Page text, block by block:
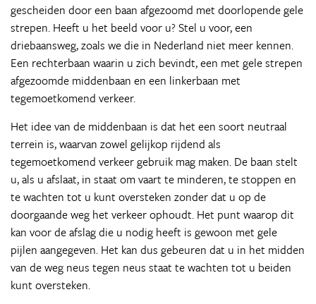
gescheiden door een baan afgezoomd met doorlopende gele
strepen. Heeft u het beeld voor u? Stel u voor, een
driebaansweg, zoals we die in Nederland niet meer kennen.
Een rechterbaan waarin u zich bevindt, een met gele strepen
afgezoomde middenbaan en een linkerbaan met
tegemoetkomend verkeer.
Het idee van de middenbaan is dat het een soort neutraal
terrein is, waarvan zowel gelijkop rijdend als
tegemoetkomend verkeer gebruik mag maken. De baan stelt
u, als u afslaat, in staat om vaart te minderen, te stoppen en
te wachten tot u kunt oversteken zonder dat u op de
doorgaande weg het verkeer ophoudt. Het punt waarop dit
kan voor de afslag die u nodig heeft is gewoon met gele
pijlen aangegeven. Het kan dus gebeuren dat u in het midden
van de weg neus tegen neus staat te wachten tot u beiden
kunt oversteken.